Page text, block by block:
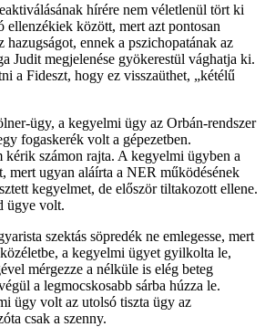
hírére nem véletlenül tört ki
ellenzékiek között, mert azt pontosan
hazugságot, ennek a pszichopatának az
Judit megjelenése gyökerestül vághatja ki.
a Fideszt, hogy ez visszaüthet, „kétélű
ügy, a kegyelmi ügy az Orbán-rendszer
fogaskerék volt a gépezetben.
kérik számon rajta. A kegyelmi ügyben a
mert ugyan aláírta a NER működésének
kegyelmet, de először tiltakozott ellene.
ügye volt.
szektás söpredék ne emlegesse, mert
a kegyelmi ügyet gyilkolta le,
mérgezze a nélküle is elég beteg
a legmocskosabb sárba húzza le.
ügy volt az utolsó tiszta ügy az
csak a szenny.